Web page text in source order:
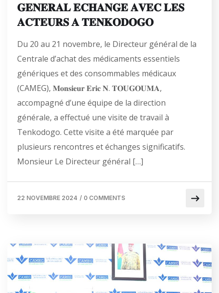
𝐆𝐄𝐍𝐄𝐑𝐀𝐋 𝐄𝐂𝐇𝐀𝐍𝐆𝐄 𝐀𝐕𝐄𝐂 𝐋𝐄𝐒
𝐀𝐂𝐓𝐄𝐔𝐑𝐒 𝐀 𝐓𝐄𝐍𝐊𝐎𝐃𝐎𝐆𝐎
Du 20 au 21 novembre, le Directeur général de la
Centrale d’achat des médicaments essentiels
génériques et des consommables médicaux
(CAMEG), 𝐌𝐨𝐧𝐬𝐢𝐞𝐮𝐫 𝐄𝐫𝐢𝐜 𝐍. 𝐓𝐎𝐔𝐆𝐎𝐔𝐌𝐀,
accompagné d’une équipe de la direction
générale, a effectué une visite de travail à
Tenkodogo. Cette visite a été marquée par
plusieurs rencontres et échanges significatifs.
Monsieur Le Directeur général […]
22 NOVEMBRE 2024 / 0 COMMENTS